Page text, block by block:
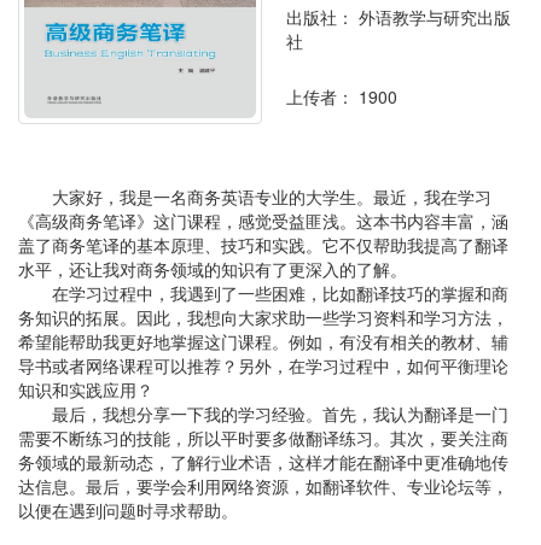
出版社： 外语教学与研究出版
社
上传者： 1900
大家好，我是一名商务英语专业的大学生。最近，我在学习
《高级商务笔译》这门课程，感觉受益匪浅。这本书内容丰富，涵
盖了商务笔译的基本原理、技巧和实践。它不仅帮助我提高了翻译
水平，还让我对商务领域的知识有了更深入的了解。
在学习过程中，我遇到了一些困难，比如翻译技巧的掌握和商
务知识的拓展。因此，我想向大家求助一些学习资料和学习方法，
希望能帮助我更好地掌握这门课程。例如，有没有相关的教材、辅
导书或者网络课程可以推荐？另外，在学习过程中，如何平衡理论
知识和实践应用？
最后，我想分享一下我的学习经验。首先，我认为翻译是一门
需要不断练习的技能，所以平时要多做翻译练习。其次，要关注商
务领域的最新动态，了解行业术语，这样才能在翻译中更准确地传
达信息。最后，要学会利用网络资源，如翻译软件、专业论坛等，
以便在遇到问题时寻求帮助。